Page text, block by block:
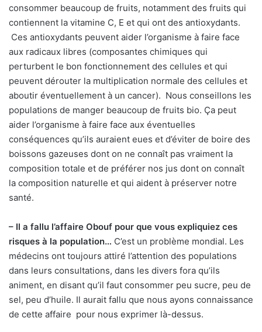
consommer beaucoup de fruits, notamment des fruits qui
contiennent la vitamine C, E et qui ont des antioxydants.
Ces antioxydants peuvent aider l’organisme à faire face
aux radicaux libres (composantes chimiques qui
perturbent le bon fonctionnement des cellules et qui
peuvent dérouter la multiplication normale des cellules et
aboutir éventuellement à un cancer). Nous conseillons les
populations de manger beaucoup de fruits bio. Ça peut
aider l’organisme à faire face aux éventuelles
conséquences qu’ils auraient eues et d’éviter de boire des
boissons gazeuses dont on ne connaît pas vraiment la
composition totale et de préférer nos jus dont on connaît
la composition naturelle et qui aident à préserver notre
santé.
– Il a fallu l’affaire Obouf pour que vous expliquiez ces
risques à la population… C’est un problème mondial. Les
médecins ont toujours attiré l’attention des populations
dans leurs consultations, dans les divers fora qu’ils
animent, en disant qu’il faut consommer peu sucre, peu de
sel, peu d’huile. Il aurait fallu que nous ayons connaissance
de cette affaire pour nous exprimer là-dessus.